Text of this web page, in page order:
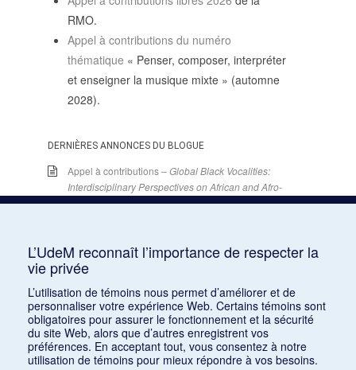
RMO.
Appel à contributions du numéro
thématique « Penser, composer, interpréter
et enseigner la musique mixte » (automne
2028).
DERNIÈRES ANNONCES DU BLOGUE
Appel à contributions –Global Black Vocalities:
Interdisciplinary Perspectives on African and Afro-
descendant Expressive Cultures– 15 décembre
Appel de conférences – « Expressions sonores de
la violence et transformations technologiques
dans le cinéma européen, des années 1970 à la
transition numérique » – 30 septembre 2026
15 juin 2026
Appel de conférences – « Les rencontres de
musicologie médiévalle » – 30 juin 2026
L’UdeM reconnaît l’importance de respecter la
vie privée
L’utilisation de témoins nous permet d’améliorer et de
personnaliser votre expérience Web. Certains témoins sont
obligatoires pour assurer le fonctionnement et la sécurité
du site Web, alors que d’autres enregistrent vos
préférences. En acceptant tout, vous consentez à notre
utilisation de témoins pour mieux répondre à vos besoins.